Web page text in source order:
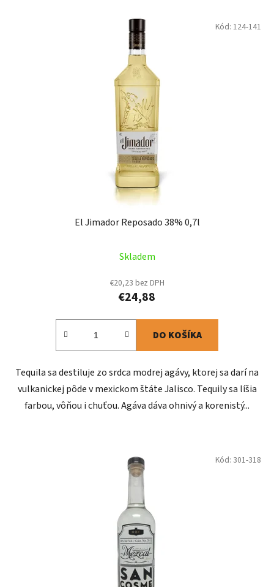
El Jimador Reposado 38% 0,7l
Skladem
€20,23 bez DPH
€24,88
DO KOŠÍKA
Tequila sa destiluje zo srdca modrej agávy, ktorej sa darí na
vulkanickej pôde v mexickom štáte Jalisco. Tequily sa líšia
farbou, vôňou i chuťou. Agáva dáva ohnivý a korenistý...
Kód: 124-141
Kód: 301-318